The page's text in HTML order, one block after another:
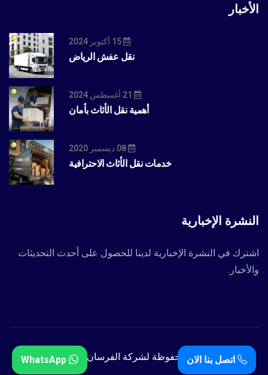
الأخبار
نقل عفش الرياض
أهمية نقل الأثاث بأمان
خدمات نقل الأثاث الاحترافية
النشرة الإخبارية
اشترك في النشرة الإخبارية لدينا للحصول على أحدث التحديثات
والأخبار.
جميع الحقوق محفوظة لشركة الفرسان المميزة 2024.
اتصل بنا الان